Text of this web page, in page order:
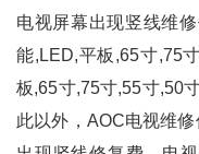
电视屏幕出现竖线维
能,LED,平板,65寸,75
板,65寸,75寸,55寸,50
此以外，AOC电视维